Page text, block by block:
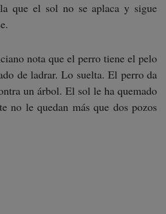
que el sol no se aplaca y sigue
nota que el perro tiene el pelo
de ladrar. Lo suelta. El perro da
un árbol. El sol le ha quemado
no le quedan más que dos pozos